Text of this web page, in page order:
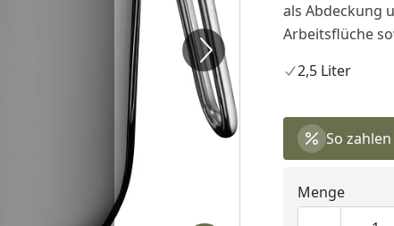
als Abdeckung
Arbeitsflüche
2,5 Liter
So
Menge